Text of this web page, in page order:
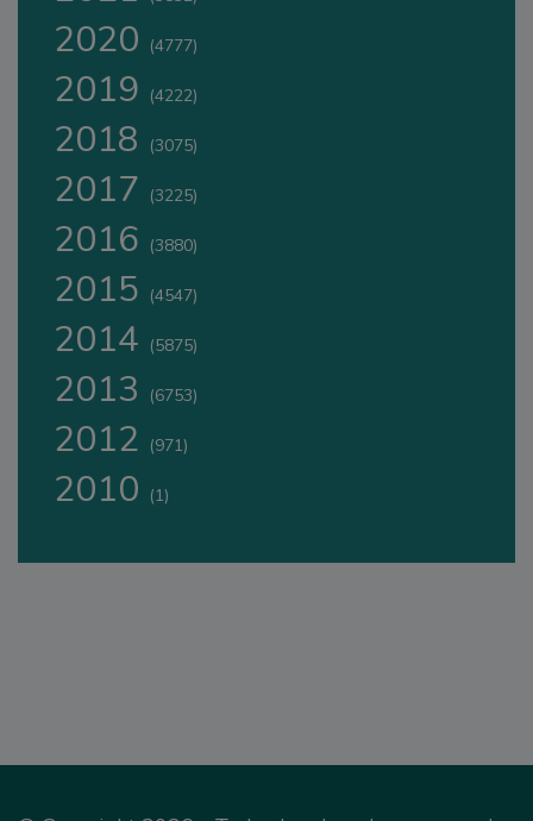
2020 (4777)
2019 (4222)
2018 (3075)
2017 (3225)
2016 (3880)
2015 (4547)
2014 (5875)
2013 (6753)
2012 (971)
2010 (1)